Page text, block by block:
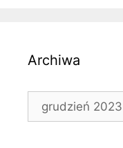
Archiwa
Archiwa